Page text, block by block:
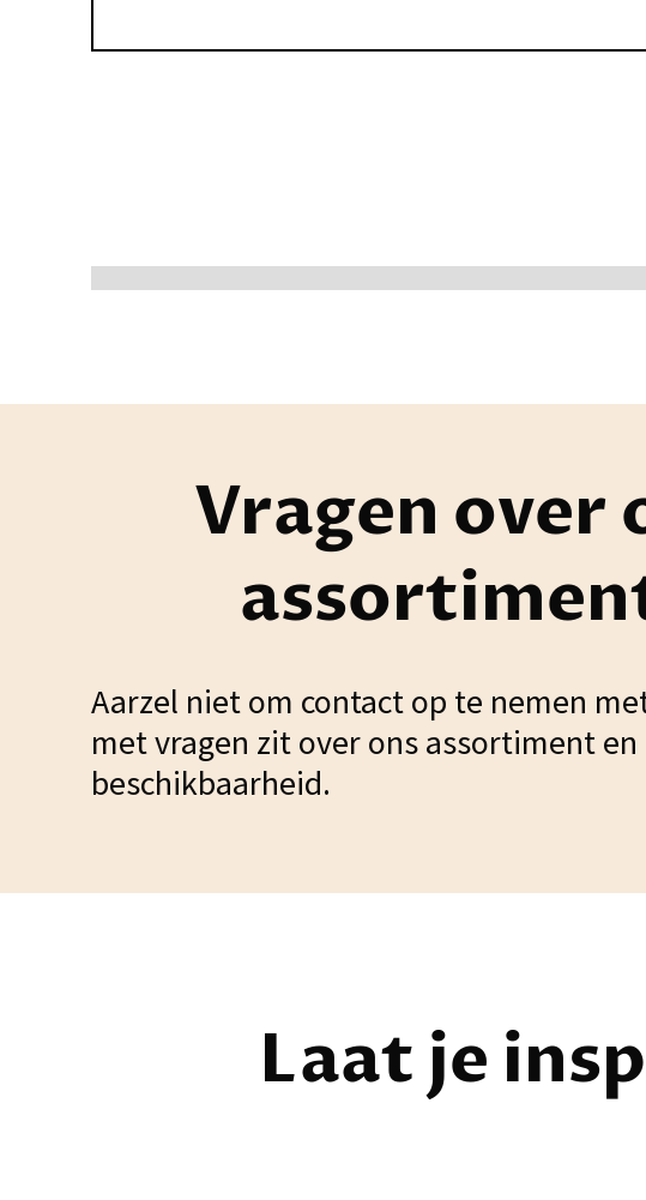
Vragen over
Aarzel niet om contact op te nemen
met vragen zit over ons assortiment en
beschikbaarheid.
Laat je